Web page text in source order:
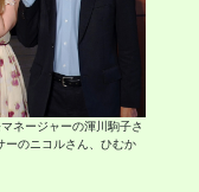
ネージャーの渾川駒子さ
ーのニコルさん、ひむか